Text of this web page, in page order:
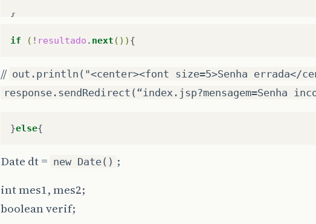
{
Connection conexao = DriverManager
PreparedStatement sql conexao .prepareStatement
sql.setString(1,request getParameter(“nome”));
sql setString
if ( ! resultado . next ())
// out.println("<center><font size=5>Senha errada</
response.sendRedirect(“index.jsp?mensagem=Senha
}else
Date dt = new Date() ;
int mes1, mes2;
boolean verif;